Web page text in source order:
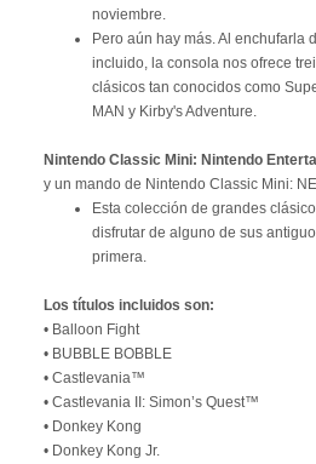
noviembre.
Pero aún hay más. Al enchufarla
incluido, la consola nos ofrece
clásicos tan conocidos como
MAN y Kirby's Adventure.
Nintendo Classic Mini: Nintendo
y un mando de Nintendo Classic Mini:
Esta colección de grandes
disfrutar de alguno de sus
primera.
Los títulos incluidos son:
• Balloon Fight
• BUBBLE BOBBLE
• Castlevania™
• Castlevania II: Simon’s Quest™
• Donkey Kong
• Donkey Kong Jr.